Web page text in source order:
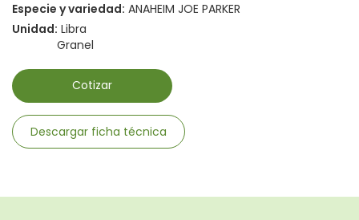
Especie y variedad: ANAHEIM JOE PARKER
Unidad: Libra
Granel
Cotizar
Descargar ficha técnica